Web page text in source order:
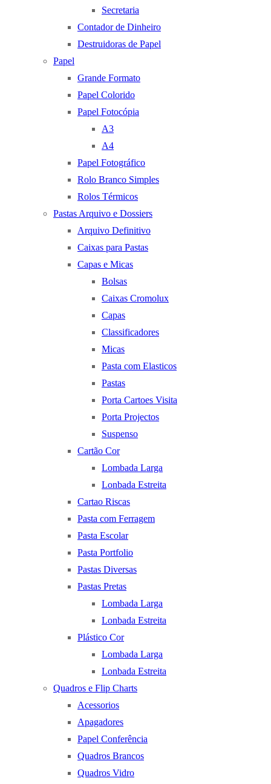
Secretaria
Contador de Dinheiro
Destruidoras de Papel
Papel
Grande Formato
Papel Colorido
Papel Fotocópia
A3
A4
Papel Fotográfico
Rolo Branco Simples
Rolos Térmicos
Pastas Arquivo e Dossiers
Arquivo Definitivo
Caixas para Pastas
Capas e Micas
Bolsas
Caixas Cromolux
Capas
Classificadores
Micas
Pasta com Elasticos
Pastas
Porta Cartoes Visita
Porta Projectos
Suspenso
Cartão Cor
Lombada Larga
Lonbada Estreita
Cartao Riscas
Pasta com Ferragem
Pasta Escolar
Pasta Portfolio
Pastas Diversas
Pastas Pretas
Lombada Larga
Lonbada Estreita
Plástico Cor
Lombada Larga
Lonbada Estreita
Quadros e Flip Charts
Acessorios
Apagadores
Papel Conferência
Quadros Brancos
Quadros Vidro